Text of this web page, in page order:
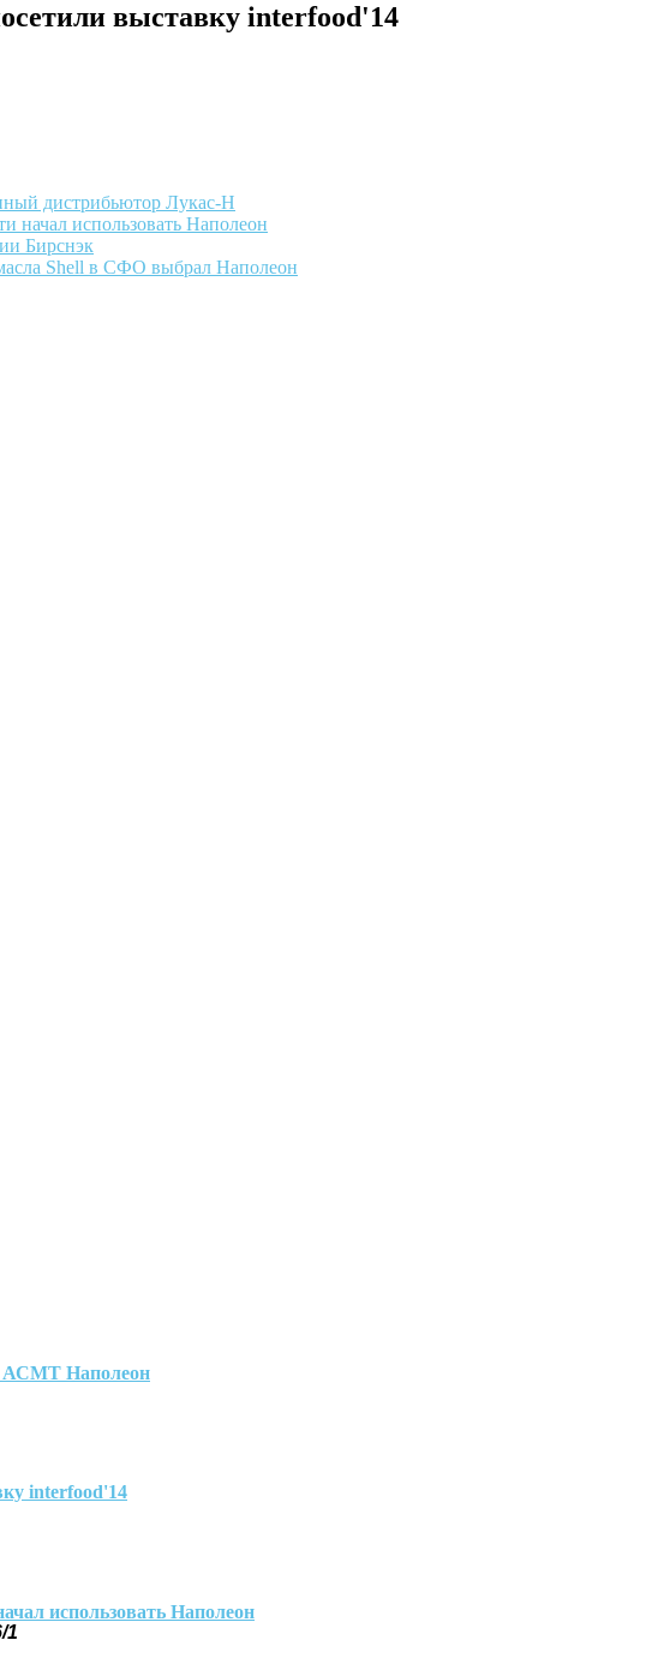
выставку interfood'14
дистрибьютор Лукас-Н
начал использовать Наполеон
Бирснэк
Shell в СФО выбрал Наполеон
АСМТ Наполеон
interfood'14
использовать Наполеон
1